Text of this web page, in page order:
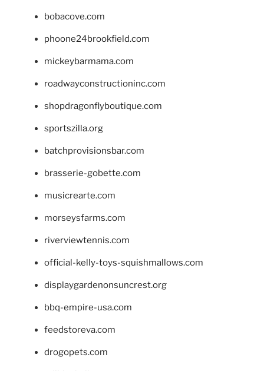
bobacove.com
phoone24brookfield.com
mickeybarmama.com
roadwayconstructioninc.com
shopdragonflyboutique.com
sportszilla.org
batchprovisionsbar.com
brasserie-gobette.com
musicrearte.com
morseysfarms.com
riverviewtennis.com
official-kelly-toys-squishmallows.com
displaygardenonsuncrest.org
bbq-empire-usa.com
feedstoreva.com
drogopets.com